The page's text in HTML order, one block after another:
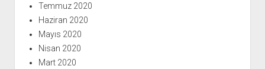
Temmuz 2020
Haziran 2020
Mayıs 2020
Nisan 2020
Mart 2020